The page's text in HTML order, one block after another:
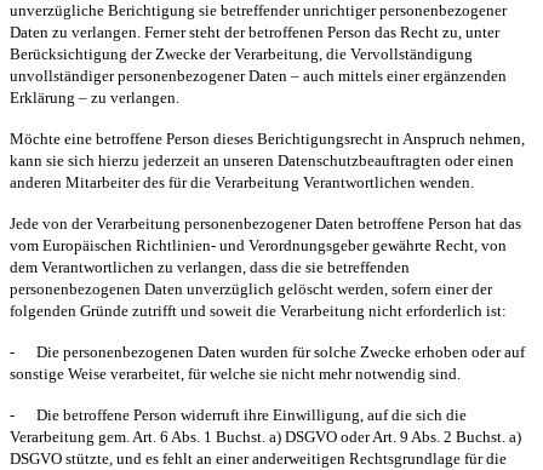
unverzügliche Berichtigung sie betreffender unrichtiger personenbezogener
Daten zu verlangen. Ferner steht der betroffenen Person das Recht zu, unter
Berücksichtigung der Zwecke der Verarbeitung, die Vervollständigung
unvollständiger personenbezogener Daten – auch mittels einer ergänzenden
Erklärung – zu verlangen.
Möchte eine betroffene Person dieses Berichtigungsrecht in Anspruch nehmen,
kann sie sich hierzu jederzeit an unseren Datenschutzbeauftragten oder einen
anderen Mitarbeiter des für die Verarbeitung Verantwortlichen wenden.
Jede von der Verarbeitung personenbezogener Daten betroffene Person hat das
vom Europäischen Richtlinien- und Verordnungsgeber gewährte Recht, von
dem Verantwortlichen zu verlangen, dass die sie betreffenden
personenbezogenen Daten unverzüglich gelöscht werden, sofern einer der
folgenden Gründe zutrifft und soweit die Verarbeitung nicht erforderlich ist:
-
Die personenbezogenen Daten wurden für solche Zwecke erhoben oder auf
sonstige Weise verarbeitet, für welche sie nicht mehr notwendig sind.
-
Die betroffene Person widerruft ihre Einwilligung, auf die sich die
Verarbeitung gem. Art. 6 Abs. 1 Buchst. a) DSGVO oder Art. 9 Abs. 2 Buchst. a)
DSGVO stützte, und es fehlt an einer anderweitigen Rechtsgrundlage für die